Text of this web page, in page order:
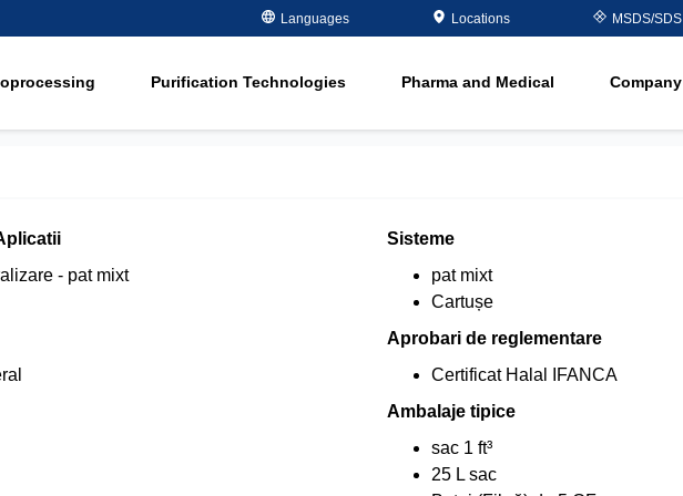
Languages Locations MSDS/SDS
Purification Technologies Pharma and Medical Company
Oil and Gas
Potable and Groundwater
Recovery
Softening
Water Purity Solutions
Table
- pat mixt
Sisteme
pat mixt
Cartușe
Aprobari de reglementare
Certificat Halal IFANCA
Ambalaje tipice
sac 1 ft³
25 L sac